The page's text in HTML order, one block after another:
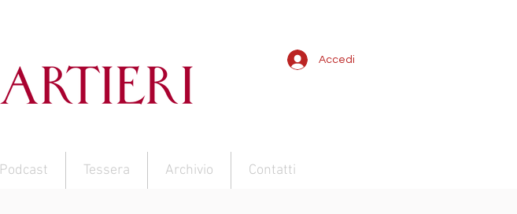
Accedi
Podcast Tessera Archivio Contatti